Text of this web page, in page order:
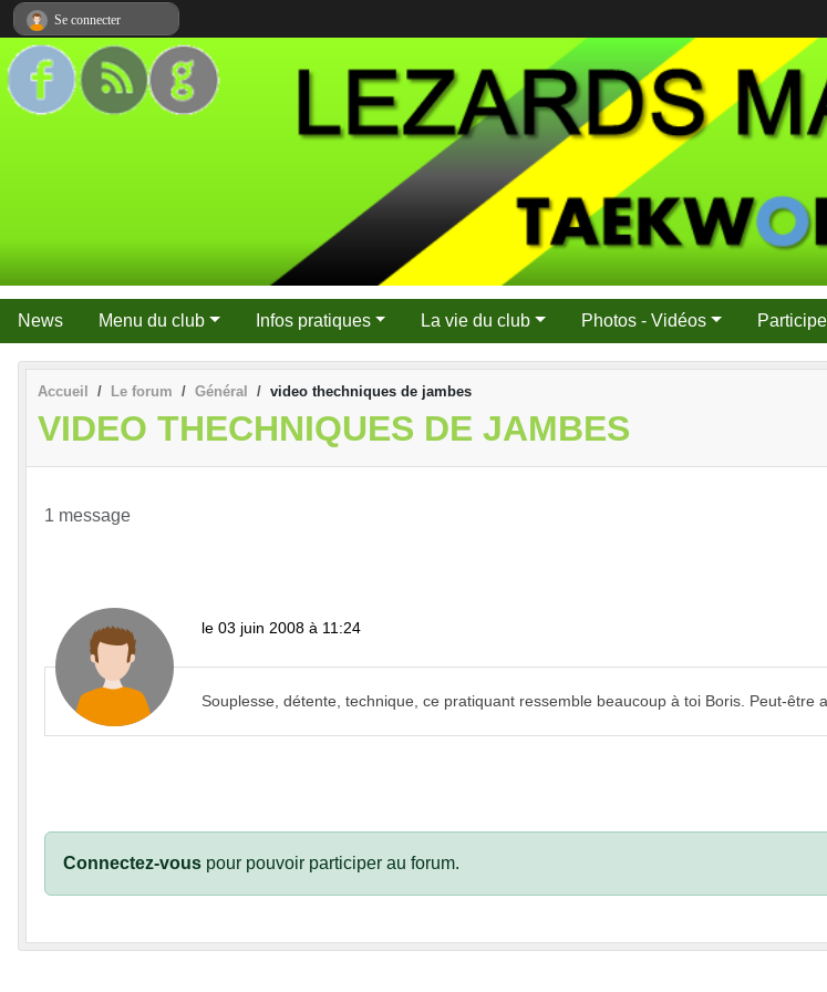
News Menu du club Infos pratiques La vie du club Photos - Vidéos
Accueil Le forum Général video thechniques de jambes
VIDEO THECHNIQUES DE JAMBES
1 message
le 03 juin 2008 à 11:24
Souplesse, détente, technique, ce pratiquant ressemble beaucoup à toi Boris. Peut-être
Connectez-vous pour pouvoir participer au forum.
Se connecter
Panneau de gestion des cookies